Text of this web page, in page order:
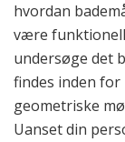
hvordan
være
undersøge det
findes inden
geometriske
Uanset din